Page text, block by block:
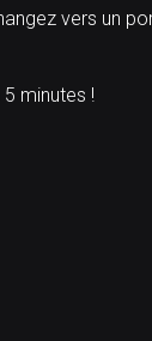
vers un
minutes !